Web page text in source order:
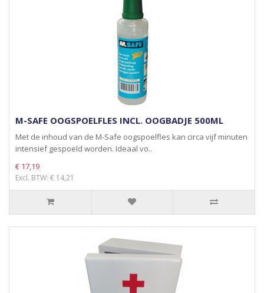
M-SAFE OOGSPOELFLES INCL. OOGBADJE 500ML
Met de inhoud van de M-Safe oogspoelfles kan circa vijf minuten
intensief gespoeld worden. Ideaal vo..
€ 17,19
Excl. BTW: € 14,21